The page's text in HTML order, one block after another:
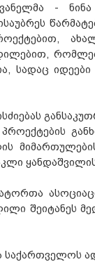
-
სადაც
შეიტანეს